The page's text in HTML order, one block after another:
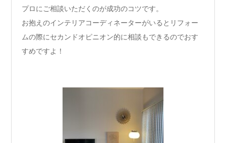
プロにご相談いただくのが成功のコツです。
お抱えのインテリアコーディネーターがいるとリフォー
ムの際にセカンドオピニオン的に相談もできるのでおす
すめですよ！